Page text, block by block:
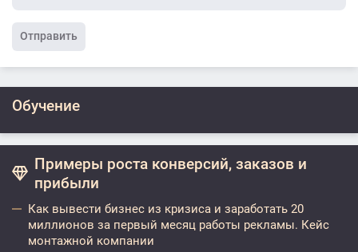
Отправить
Обучение
Примеры роста конверсий, заказов и
прибыли
Как вывести бизнес из кризиса и заработать 20
миллионов за первый месяц работы рекламы. Кейс
монтажной компании